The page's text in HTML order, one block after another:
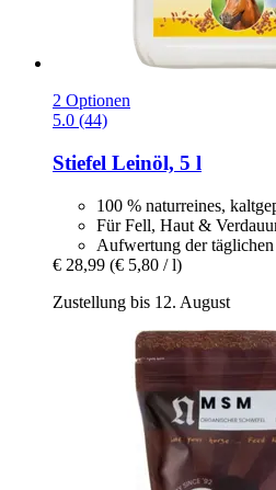
2 Optionen
5.0 (44)
Stiefel Leinöl, 5 l
100 % naturreines,
Für Fell, Haut &
Aufwertung der
€ 28,99 (€ 5,80 / l)
Zustellung bis 12. August